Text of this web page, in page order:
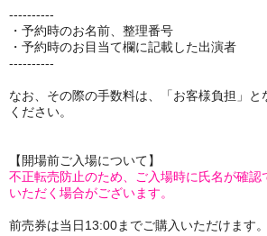
----------
・予約時のお名前、整理番号
・予約時のお目当て欄に記載した出演者
----------
なお、その際の手数料は、「お客様負担」と
ください。
【開場前ご入場について】
不正転売防止のため、ご入場時に氏名が確認
いただく場合がございます。
前売券は当日13:00までご購入いただけます。